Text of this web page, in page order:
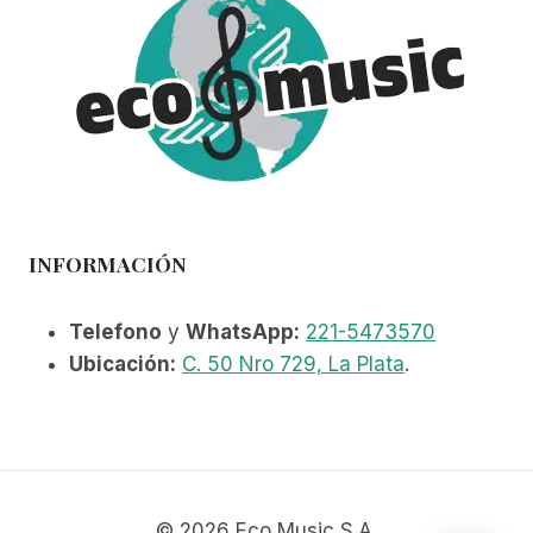
INFORMACIÓN
Telefono y WhatsApp: 221-5473570
Ubicación: C. 50 Nro 729, La Plata.